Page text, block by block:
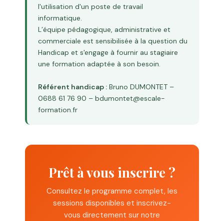
l'utilisation d'un poste de travail
informatique.
L’équipe pédagogique, administrative et
commerciale est sensibilisée à la question du
Handicap et s'engage à fournir au stagiaire
une formation adaptée à son besoin.
Référent handicap : Bruno DUMONTET –
0688 61 76 90 – bdumontet@escale-
formation.fr
Prêt à vous inscrire ?
Consultez le programme complet, les
sessions disponibles et inscrivez-
vous directement sur notre